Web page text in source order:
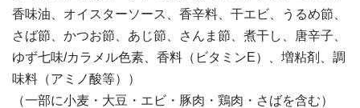
香味油、オイスターソース、香辛料、干エビ、うるめ節、
さば節、かつお節、あじ節、さんま節、煮干し、唐辛子、
ゆず七味/カラメル色素、香料（ビタミンE）、増粘剤、調
味料（アミノ酸等））
（一部に小麦・大豆・エビ・豚肉・鶏肉・さばを含む）